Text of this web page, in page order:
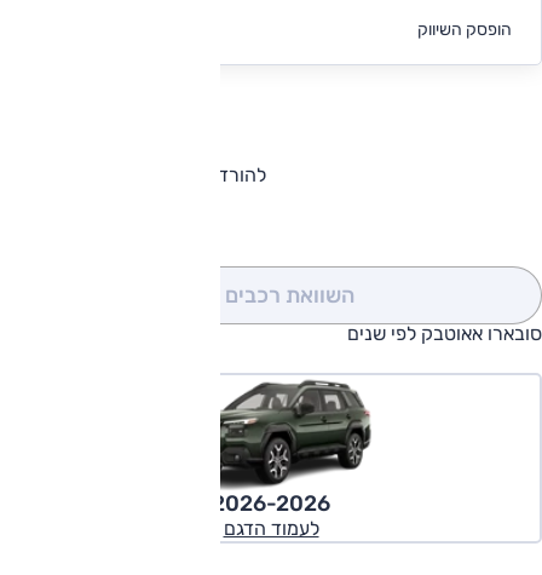
הופסק השיווק
להורדת קטלוג סובארו אאוטבק
השוואת רכבים
סובארו אאוטבק לפי שנים
2026-2026
לעמוד הדגם